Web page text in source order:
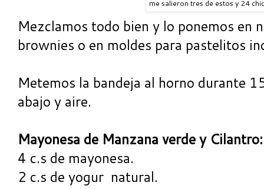
me salieron tres de estos y 24
Mezclamos todo bien y lo ponemos en
brownies o en moldes para pastelitos
Metemos la bandeja al horno durante
abajo y aire.
Mayonesa de Manzana verde y Cilantro:
4 c.s de mayonesa.
2 c.s de yogur natural.